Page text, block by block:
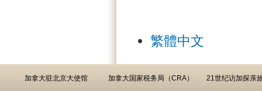
繁體中文
加拿大驻北京大使馆 加拿大国家税务局（CRA） 21世纪访加探亲